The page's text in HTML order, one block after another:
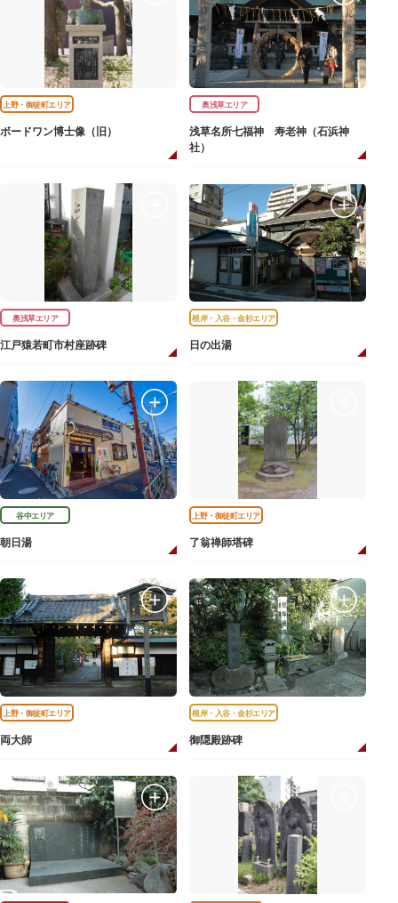
上野・御徒町エリア
ボードワン博士像（旧）
奥浅草エリア
浅草名所七福神 寿老神（石浜神
社）
奥浅草エリア
江戸猿若町市村座跡碑
根岸・入谷・金杉エリア
日の出湯
谷中エリア
朝日湯
上野・御徒町エリア
了翁禅師塔碑
上野・御徒町エリア
両大師
根岸・入谷・金杉エリア
御隠殿跡碑